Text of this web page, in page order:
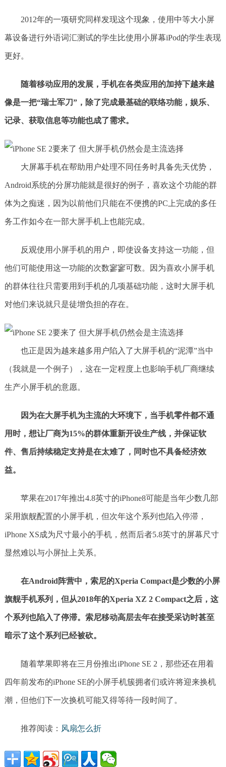
2012年的一项研究同样发现这个现象，使用中等大小屏
幕设备进行外语词汇测试的学生比使用小屏幕iPod的学生表现
更好。
随着移动应用的发展，手机在各类应用的加持下越来越
像是一把“瑞士军刀”，除了完成最基础的联络功能，娱乐、
记录、获取信息等功能也成了需求。
大屏幕手机在帮助用户处理不同任务时具备先天优势，
Android系统的分屏功能就是很好的例子，喜欢这个功能的群
体为之痴迷，因为以前他们只能在不便携的PC上完成的多任
务工作如今在一部大屏手机上也能完成。
反观使用小屏手机的用户，即使设备支持这一功能，但
他们可能使用这一功能的次数寥寥可数。因为喜欢小屏手机
的群体往往只需要用到手机的几项基础功能，这时大屏手机
对他们来说就只是徒增负担的存在。
也正是因为越来越多用户陷入了大屏手机的“泥潭”当中
（我就是一个例子），这在一定程度上也影响手机厂商继续
生产小屏手机的意愿。
因为在大屏手机为主流的大环境下，当手机零件都不通
用时，想让厂商为15%的群体重新开设生产线，并保证软
件、售后持续稳定支持是在太难了，同时也不具备经济效
益。
苹果在2017年推出4.8英寸的iPhone8可能是当年少数几部
采用旗舰配置的小屏手机，但次年这个系列也陷入停滞，
iPhone XS成为尺寸最小的手机，然而后者5.8英寸的屏幕尺寸
显然难以与小屏扯上关系。
在Android阵营中，索尼的Xperia Compact是少数的小屏
旗舰手机系列，但从2018年的Xperia XZ 2 Compact之后，这
个系列也陷入了停滞。索尼移动高层去年在接受采访时甚至
暗示了这个系列已经被砍。
随着苹果即将在三月份推出iPhone SE 2，那些还在用着
四年前发布的iPhone SE的小屏手机簇拥者们或许将迎来换机
潮，但他们下一次换机可能又得等待一段时间了。
推荐阅读： 风扇怎么折